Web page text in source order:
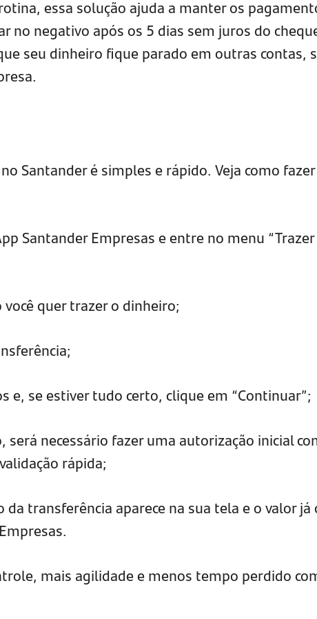
essa solução ajuda a manter os
no negativo após os 5 dias sem juros do
seu dinheiro fique parado em outras contas,
Santander é simples e rápido. Veja como
Santander Empresas e entre no menu “Trazer
você quer trazer o dinheiro;
e, se estiver tudo certo, clique em “Continuar”;
necessário fazer uma autorização inicial
rápida;
transferência aparece na sua tela e o valor já
mais agilidade e menos tempo perdido